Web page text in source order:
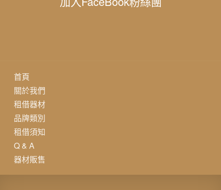
首頁
關於我們
租借器材
品牌類別
租借須知
Q & A
器材販售